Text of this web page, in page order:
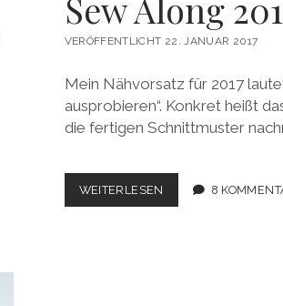
Sew Along
VERÖFFENTLICHT 22. JANUAR 2017
Mein Nähvorsatz für 2017
ausprobieren“. Konkret heißt
die fertigen Schnittmuster
WEITERLESEN INSPIRATION
AUS
8